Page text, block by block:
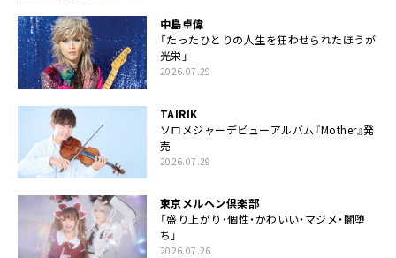
中島卓偉
「たったひとりの人生を狂わせられたほうが
光栄」
2026.07.29
TAIRIK
ソロメジャーデビューアルバム『Mother』発
売
2026.07.29
東京メルヘン倶楽部
「盛り上がり・個性・かわいい・マジメ・闇堕
ち」
2026.07.26